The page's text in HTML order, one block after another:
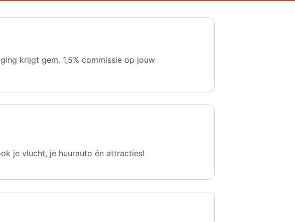
krijgt gem. 1,5% commissie op jouw
je vlucht, je huurauto én attracties!